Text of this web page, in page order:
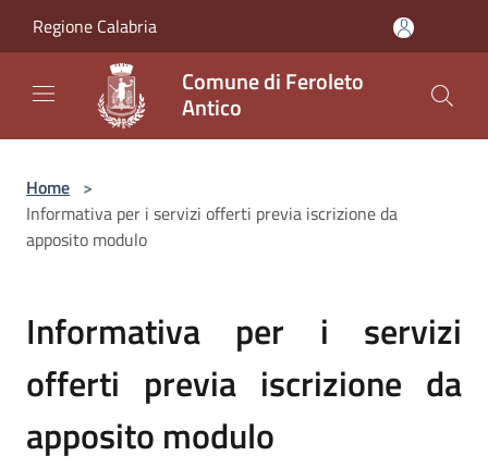
Regione Calabria
Comune di Feroleto
Antico
Home >
Informativa per i servizi offerti previa iscrizione da
apposito modulo
Informativa per i servizi
offerti previa iscrizione da
apposito modulo